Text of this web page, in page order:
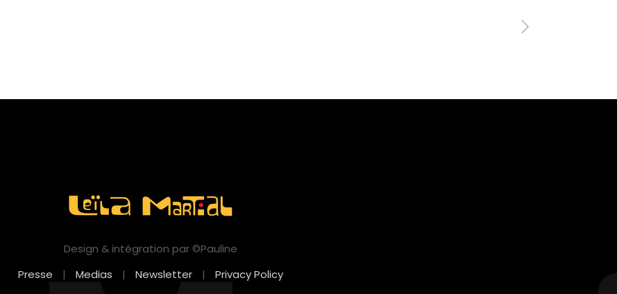
Design & intégration par ©Pauline
Presse
| Medias | Newsletter | Privacy Policy